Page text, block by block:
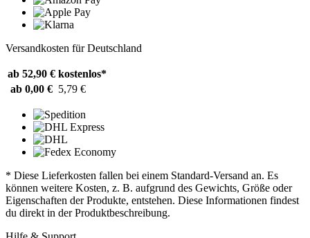
Versandkosten für Deutschland
ab 52,90 € kostenlos*
ab 0,00 € 5,79 €
* Diese Lieferkosten fallen bei einem Standard-Versand an. Es
können weitere Kosten, z. B. aufgrund des Gewichts, Größe oder
Eigenschaften der Produkte, entstehen. Diese Informationen findest
du direkt in der Produktbeschreibung.